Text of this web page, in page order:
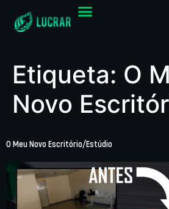
Etiqueta: O
Novo
O Meu Novo Escritório/Estúdio